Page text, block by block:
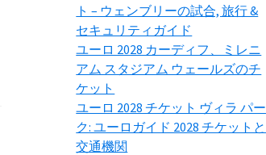
ト – ウェンブリーの試合, 旅行 &
セキュリティガイド
ユーロ 2028 カーディフ、ミレニ
アム スタジアム ウェールズのチ
ケット
ユーロ 2028 チケット ヴィラ パー
ク: ユーロガイド 2028 チケットと
交通機関